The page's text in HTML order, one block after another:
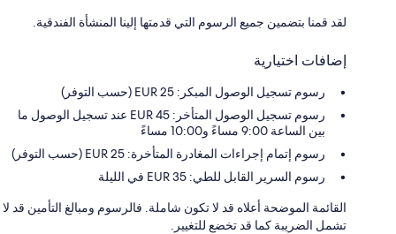
لقد قمنا بتضمين جميع الرسوم التي قدمتها إلينا المنشأة الفندقية.
إضافات اختيارية
رسوم تسجيل الوصول المبكر: 25 EUR (حسب التوفر)
رسوم تسجيل الوصول المتأخر: 45 EUR عند تسجيل الوصول ما
بين الساعة 9:00 مساءً و10:00 مساءً
رسوم إتمام إجراءات المغادرة المتأخرة: 25 EUR (حسب التوفر)
رسوم السرير القابل للطي: 35 EUR في الليلة
القائمة الموضحة أعلاه قد لا تكون شاملة. فالرسوم ومبالغ التأمين قد لا
تشمل الضريبة كما قد تخضع للتغيير.